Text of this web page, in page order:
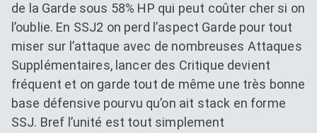
de la Garde sous 58% HP qui peut coûter cher si on
l’oublie. En SSJ2 on perd l’aspect Garde pour tout
miser sur l’attaque avec de nombreuses Attaques
Supplémentaires, lancer des Critique devient
fréquent et on garde tout de même une très bonne
base défensive pourvu qu’on ait stack en forme
SSJ. Bref l’unité est tout simplement